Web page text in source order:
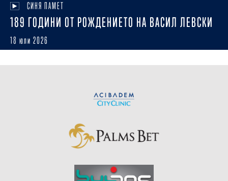
СИНЯ ПАМЕТ
189 ГОДИНИ ОТ РОЖДЕНИЕТО НА ВАСИЛ ЛЕВСКИ
18 юли 2026